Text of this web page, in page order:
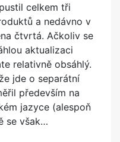
celkem tři
a nedávno v
čtvrtá. Ačkoliv se
aktualizaci
relativně obsáhlý.
jde o separátní
především na
jazyce (alespoň
se však…